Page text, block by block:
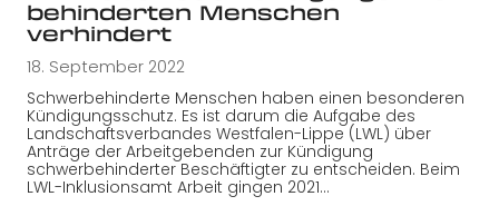
behinderten Menschen
verhindert
18. September 2022
Schwerbehinderte Menschen haben einen besonderen
Kündigungsschutz. Es ist darum die Aufgabe des
Landschaftsverbandes Westfalen-Lippe (LWL) über
Anträge der Arbeitgebenden zur Kündigung
schwerbehinderter Beschäftigter zu entscheiden. Beim
LWL-Inklusionsamt Arbeit gingen 2021…